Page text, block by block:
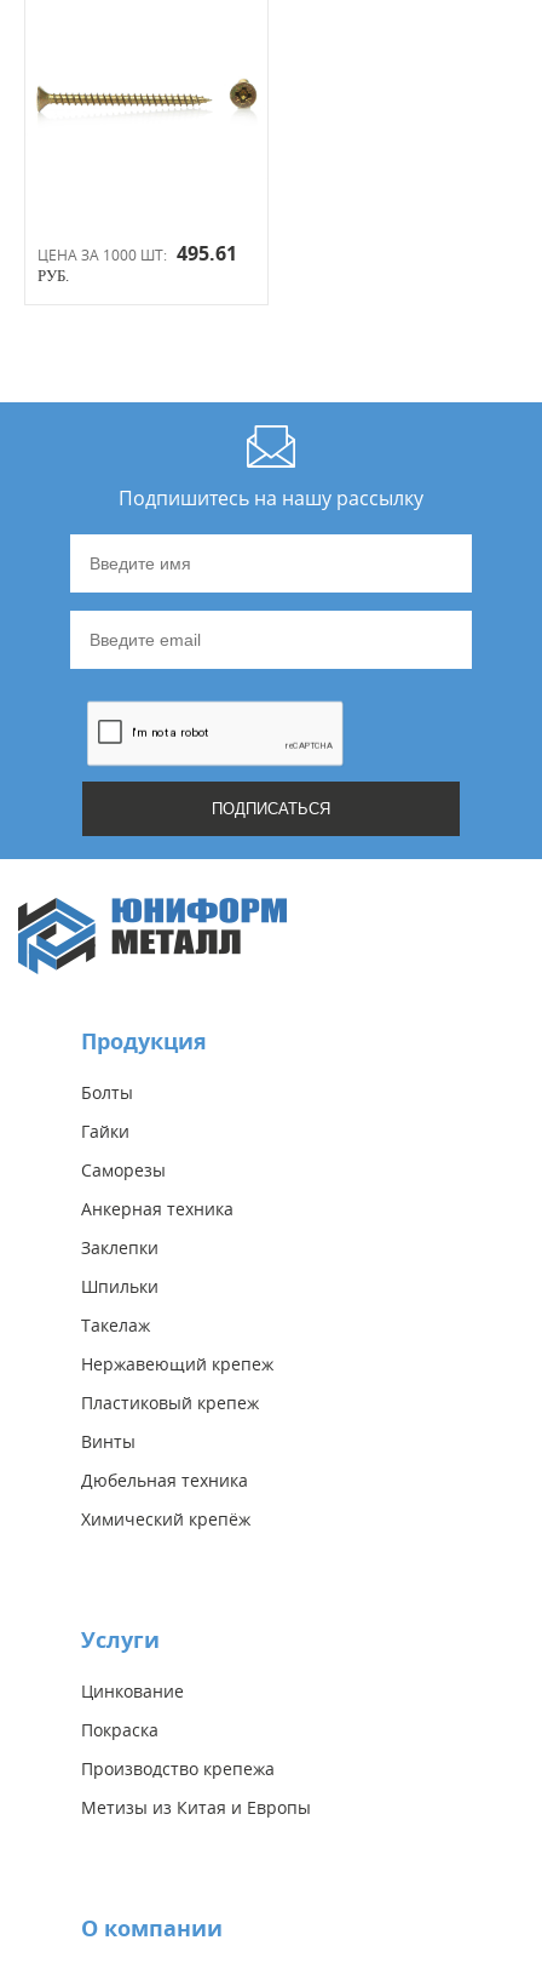
ЦЕНА ЗА 1000 ШТ: 495.61
РУБ.
Подпишитесь на нашу рассылку
Продукция
Болты
Гайки
Саморезы
Анкерная техника
Заклепки
Шпильки
Такелаж
Нержавеющий крепеж
Пластиковый крепеж
Винты
Дюбельная техника
Химический крепёж
Услуги
Цинкование
Покраска
Производство крепежа
Метизы из Китая и Европы
О компании